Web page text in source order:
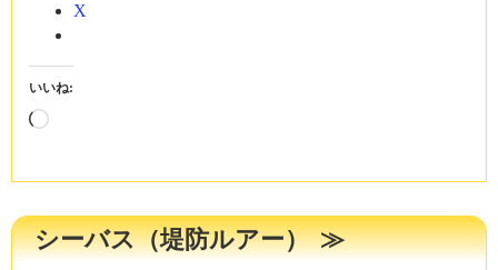
X
いいね:
読
中…
シーバス（堤防ルアー）